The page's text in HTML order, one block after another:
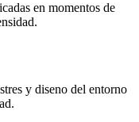
en momentos de
y diseno del entorno